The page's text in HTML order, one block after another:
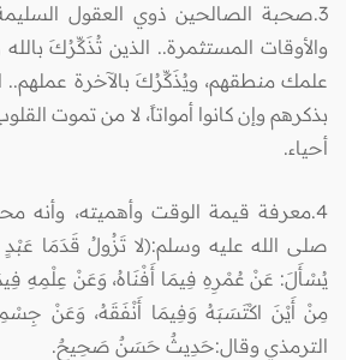
3.صحبة الصالحين ذوي العقول
والأوقات المستثمرة.. الذين تُذَكِّرُكَ
علمك منطقهم، ويُذَكِّرُكَ بالآخرة عملهم..
بذكرهم وإن كانوا أمواتاً، لا من تموت
أحياء.
4.معرفة قيمة الوقت وأهميته، وأنه
صلى الله عليه وسلم:(لا تَزُولُ قَدَمَا
يُسْأَلَ: عَنْ عُمْرِهِ فِيمَا أَفْنَاهُ، وَعَنْ عِلْمِهِ
مِنْ أَيْنَ اكْتَسَبَهُ وَفِيمَا أَنْفَقَهُ، وَعَنْ جِسْمِهِ
الترمذي وقال:حَدِيثٌ حَسَنٌ صَحِيحٌ.